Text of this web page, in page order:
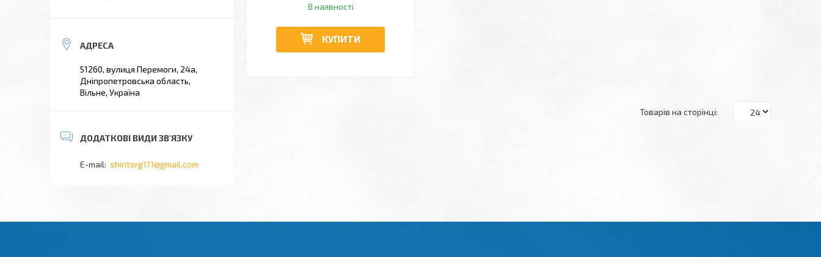
В наявності
КУПИТИ
51260, вулиця Перемоги, 24а,
Дніпропетровська область,
Вільне, Україна
shintorg111@gmail.com